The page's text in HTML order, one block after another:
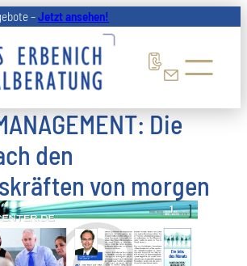
–Jetzt ansehen!
Die
den
von morgen